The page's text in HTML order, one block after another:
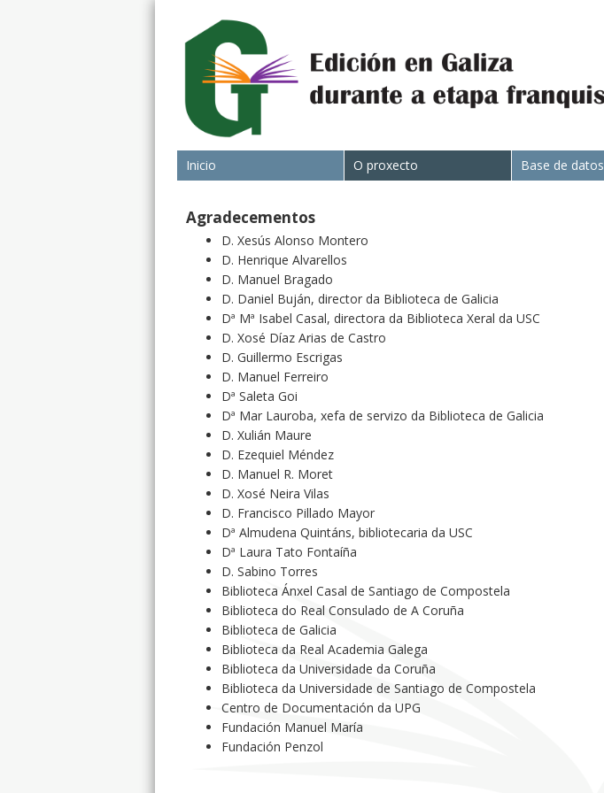
Inicio O proxecto Base de datos
Agradecementos
D. Xesús Alonso Montero
D. Henrique Alvarellos
D. Manuel Bragado
D. Daniel Buján, director da Biblioteca de Galicia
Dª Mª Isabel Casal, directora da Biblioteca Xeral da USC
D. Xosé Díaz Arias de Castro
D. Guillermo Escrigas
D. Manuel Ferreiro
Dª Saleta Goi
Dª Mar Lauroba, xefa de servizo da Biblioteca de Galicia
D. Xulián Maure
D. Ezequiel Méndez
D. Manuel R. Moret
D. Xosé Neira Vilas
D. Francisco Pillado Mayor
Dª Almudena Quintáns, bibliotecaria da USC
Dª Laura Tato Fontaíña
D. Sabino Torres
Biblioteca Ánxel Casal de Santiago de Compostela
Biblioteca do Real Consulado de A Coruña
Biblioteca de Galicia
Biblioteca da Real Academia Galega
Biblioteca da Universidade da Coruña
Biblioteca da Universidade de Santiago de Compostela
Centro de Documentación da UPG
Fundación Manuel María
Fundación Penzol